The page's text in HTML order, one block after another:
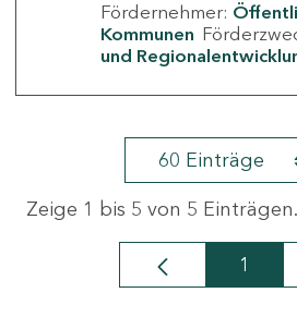
Fördernehmer:
Kommunen
und
60 Einträge
Zeige 1 bis 5 von 5 Einträgen.
Seite
1